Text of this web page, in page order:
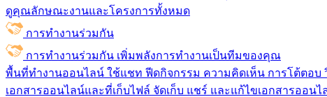
ดูคุณลักษณะงานและโครงการทั้งหมด
การทำงานร่วมกัน
การทำงานร่วมกัน เพิ่มพลังการทำงานเป็นทีมของคุณ
พื้นที่ทำงานออนไลน์ ใช้แชท ฟีดกิจกรรม ความคิดเห็น การโต้ตอบ
เอกสารออนไลน์และที่เก็บไฟล์ จัดเก็บ แชร์ และแก้ไขเอกสารออน